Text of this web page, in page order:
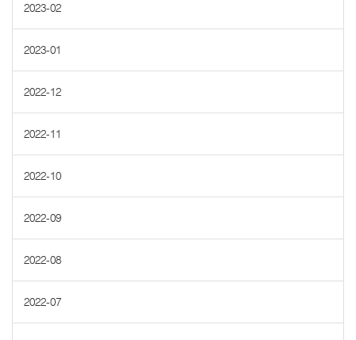
2023-02
2023-01
2022-12
2022-11
2022-10
2022-09
2022-08
2022-07